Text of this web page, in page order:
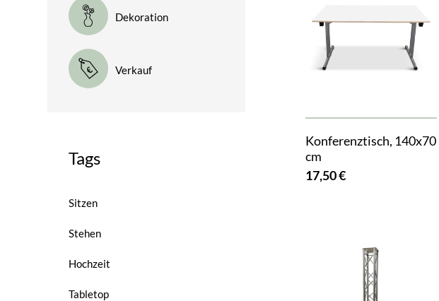
Dekoration
Verkauf
Tags
Sitzen
Stehen
Hochzeit
Tabletop
Konferenztisch, 140x70
cm
17,50 €